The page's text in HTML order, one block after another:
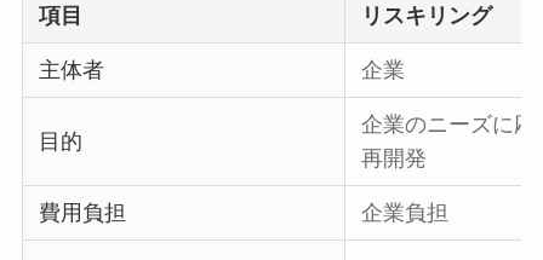
項目 リスキリング
主体者 企業
目的
企業のニーズに応
再開発
費用負担 企業負担